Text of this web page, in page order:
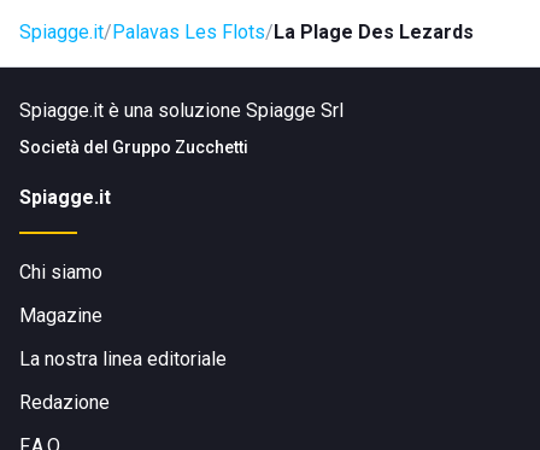
Spiagge.it Palavas Les Flots La Plage Des Lezards
Spiagge.it è una soluzione Spiagge Srl
Società del Gruppo Zucchetti
Spiagge.it
Chi siamo
Magazine
La nostra linea editoriale
Redazione